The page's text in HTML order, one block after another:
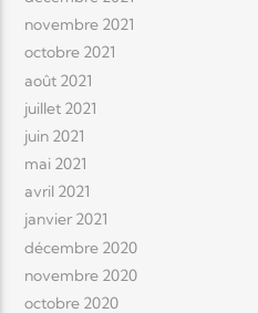
novembre 2021
octobre 2021
août 2021
juillet 2021
juin 2021
mai 2021
avril 2021
janvier 2021
décembre 2020
novembre 2020
octobre 2020